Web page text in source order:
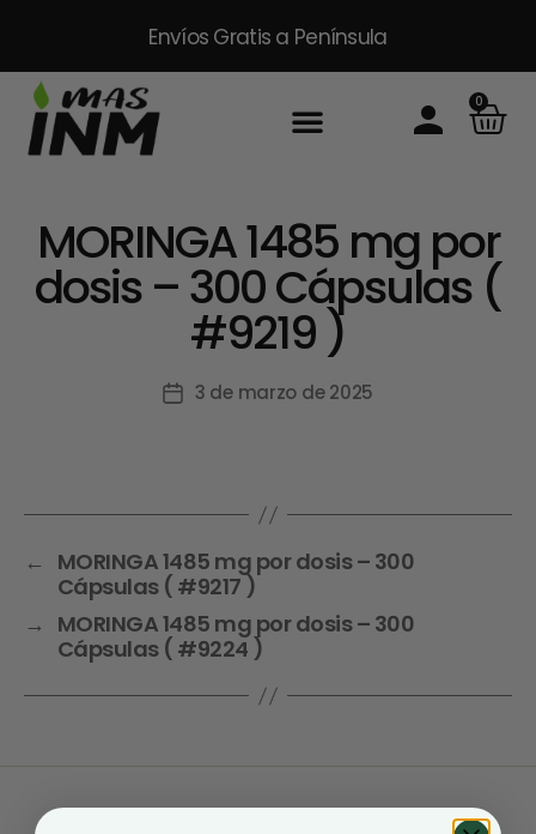
Envíos Gratis a Península
0
MORINGA 1485 mg por
dosis – 300 Cápsulas (
#9219 )
3 de marzo de 2025
← MORINGA 1485 mg por dosis – 300
Cápsulas ( #9217 )
→ MORINGA 1485 mg por dosis – 300
Cápsulas ( #9224 )